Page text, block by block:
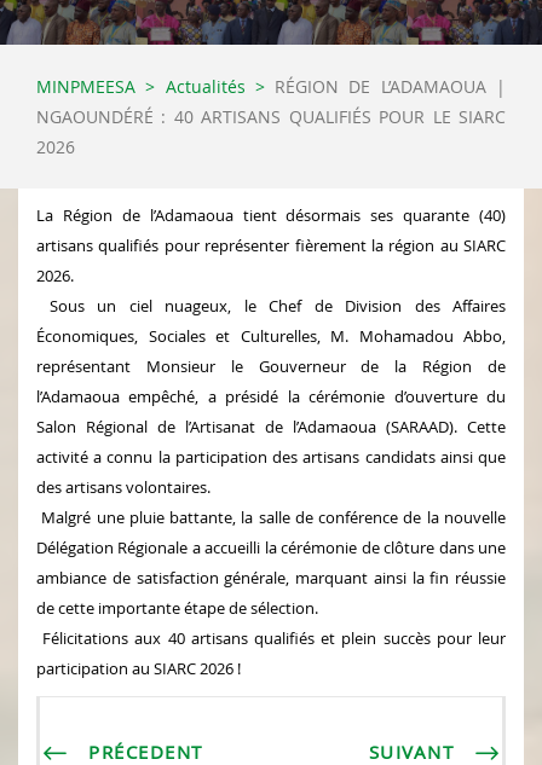
MINPMEESA > Actualités > RÉGION DE L’ADAMAOUA |
NGAOUNDÉRÉ : 40 ARTISANS QUALIFIÉS POUR LE SIARC
2026
La Région de l’Adamaoua tient désormais ses quarante (40)
artisans qualifiés pour représenter fièrement la région au SIARC
2026.
Sous un ciel nuageux, le Chef de Division des Affaires
Économiques, Sociales et Culturelles, M. Mohamadou Abbo,
représentant Monsieur le Gouverneur de la Région de
l’Adamaoua empêché, a présidé la cérémonie d’ouverture du
Salon Régional de l’Artisanat de l’Adamaoua (SARAAD). Cette
activité a connu la participation des artisans candidats ainsi que
des artisans volontaires.
Malgré une pluie battante, la salle de conférence de la nouvelle
Délégation Régionale a accueilli la cérémonie de clôture dans une
ambiance de satisfaction générale, marquant ainsi la fin réussie
de cette importante étape de sélection.
Félicitations aux 40 artisans qualifiés et plein succès pour leur
participation au SIARC 2026 !
PRÉCEDENT SUIVANT